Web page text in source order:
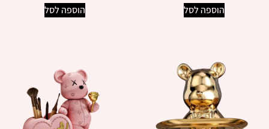
הוספה לסל הוספה לסל